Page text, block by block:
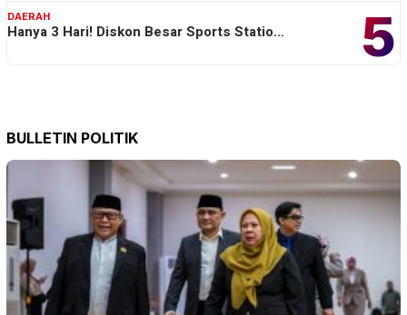
5
DAERAH
Hanya 3 Hari! Diskon Besar Sports Statio…
BULLETIN POLITIK